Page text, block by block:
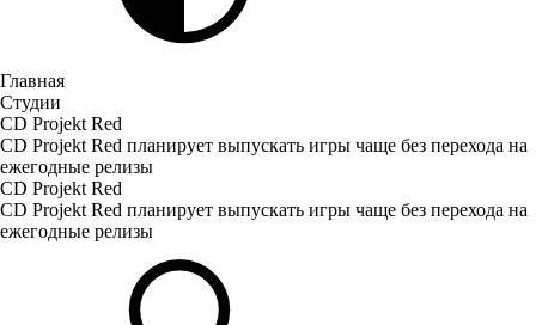
Главная
Студии
CD Projekt Red
CD Projekt Red планирует выпускать игры чаще без перехода на
ежегодные релизы
CD Projekt Red
CD Projekt Red планирует выпускать игры чаще без перехода на
ежегодные релизы